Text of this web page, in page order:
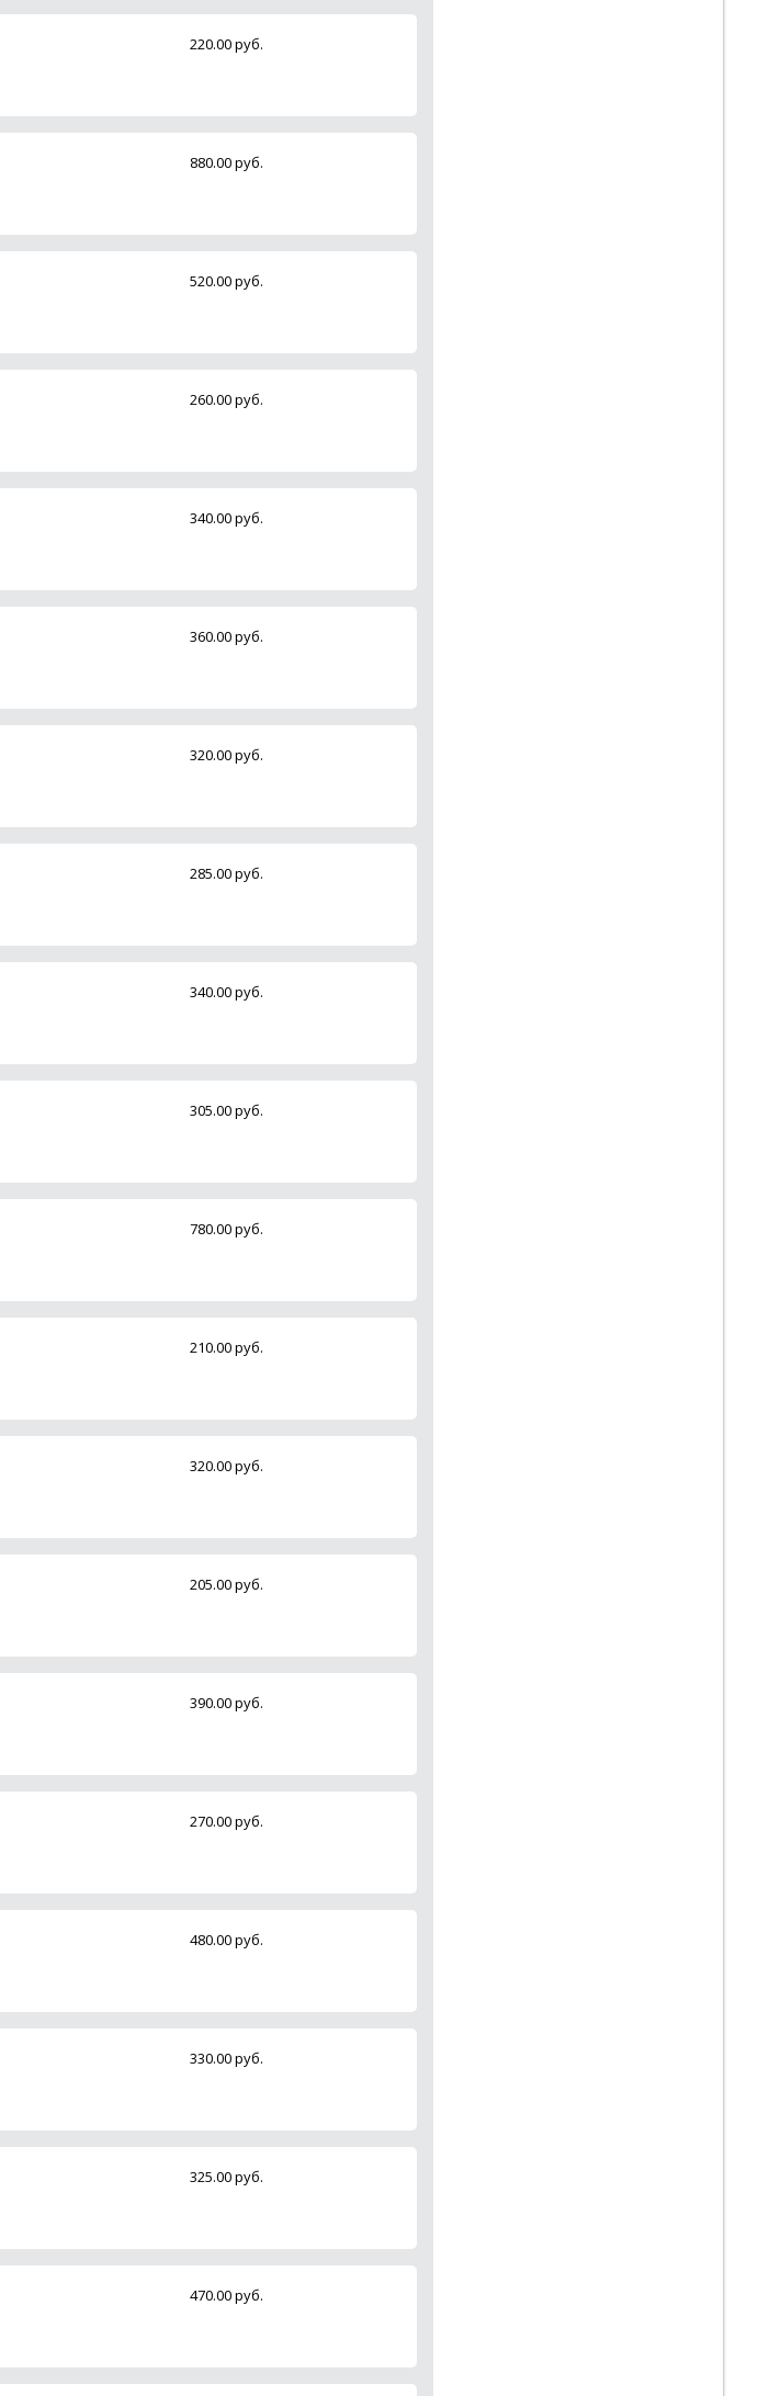
220.00 руб.
880.00 руб.
520.00 руб.
260.00 руб.
340.00 руб.
360.00 руб.
320.00 руб.
285.00 руб.
340.00 руб.
305.00 руб.
780.00 руб.
210.00 руб.
320.00 руб.
205.00 руб.
390.00 руб.
270.00 руб.
480.00 руб.
330.00 руб.
325.00 руб.
470.00 руб.